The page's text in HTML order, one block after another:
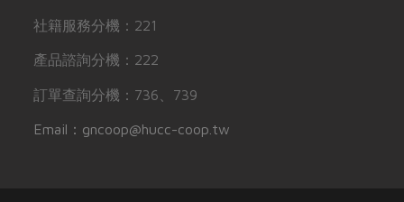
社籍服務分機：221
產品諮詢分機：222
訂單查詢分機：736、739
Email：gncoop@hucc-coop.tw